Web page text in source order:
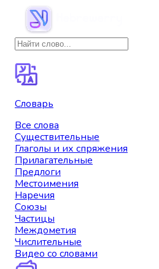
Словарь
Все слова
Существительные
Глаголы и их спряжения
Прилагательные
Предлоги
Местоимения
Наречия
Союзы
Частицы
Междометия
Числительные
Видео со словами